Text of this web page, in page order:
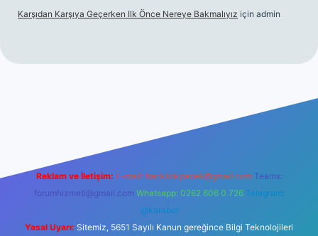
Karşıdan Karşıya Geçerken Ilk Önce Nereye Bakmalıyız için admin
Reklam ve İletişim: E-mail: backlinkpaneli@gmail.com Teams:
forumhizmeti@gmail.com Whatsapp: 0262 606 0 726 Telegram:
@karabul
Yasal Uyarı: Sitemiz, 5651 Sayılı Kanun gereğince Bilgi Teknolojileri